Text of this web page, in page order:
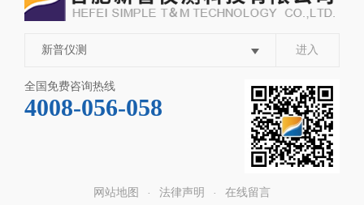
新普仪测 进入
全国免费咨询热线
4008-056-058
网站地图 法律声明 在线留言